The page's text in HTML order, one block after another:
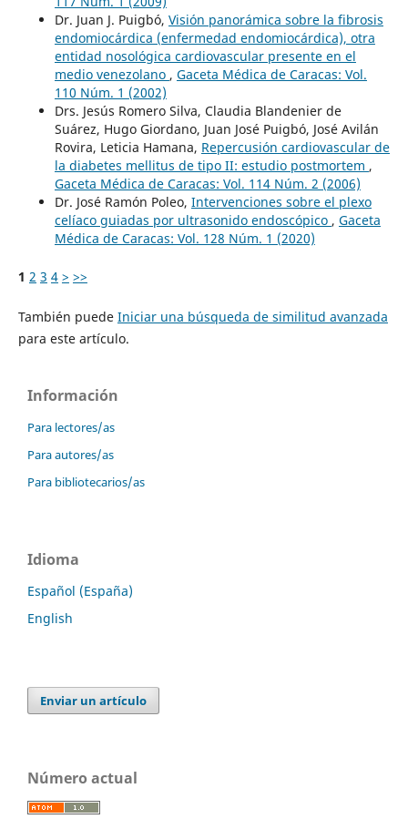
Dr. Juan J. Puigbó, Visión panorámica sobre la fibrosis
endomiocárdica (enfermedad endomiocárdica), otra
entidad nosológica cardiovascular presente en el
medio venezolano , Gaceta Médica de Caracas: Vol.
110 Núm. 1 (2002)
Drs. Jesús Romero Silva, Claudia Blandenier de
Suárez, Hugo Giordano, Juan José Puigbó, José Avilán
Rovira, Leticia Hamana, Repercusión cardiovascular de
la diabetes mellitus de tipo II: estudio postmortem ,
Gaceta Médica de Caracas: Vol. 114 Núm. 2 (2006)
Dr. José Ramón Poleo, Intervenciones sobre el plexo
celíaco guiadas por ultrasonido endoscópico , Gaceta
Médica de Caracas: Vol. 128 Núm. 1 (2020)
1 2 3 4 > >>
También puede Iniciar una búsqueda de similitud avanzada
para este artículo.
Información
Para lectores/as
Para autores/as
Para bibliotecarios/as
Idioma
Español (España)
English
Enviar un artículo
Número actual